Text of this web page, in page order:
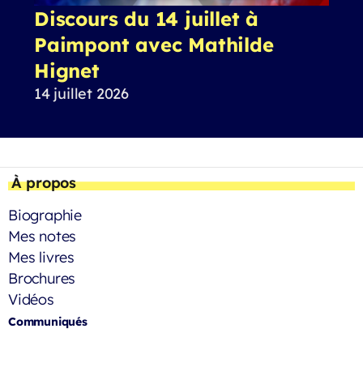
Discours du 14 juillet à
Paimpont avec Mathilde
Hignet
14 juillet 2026
À propos
Biographie
Mes notes
Mes livres
Brochures
Vidéos
Communiqués